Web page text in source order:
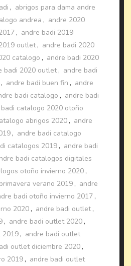
, abrigos para dama andre
andrea , andre 2020
, andre badi 2019
outlet, andre badi 2020
catalogo , andre badi 2020
badi 2020 outlet, andre badi
, andre badi buen fin , andre
badi catalogo , andre badi
catalogo 2020 otoño
abrigos 2020 , andre
, andre badi catalogo
catalogos 2019 , andre badi
badi catalogos digitales
otoño invierno 2020 ,
verano 2019 , andre
badi otoño invierno 2017 ,
2020 , andre badi outlet,
, andre badi outlet 2020 ,
2019 , andre badi outlet
outlet diciembre 2020 ,
2019 , andre badi outlet